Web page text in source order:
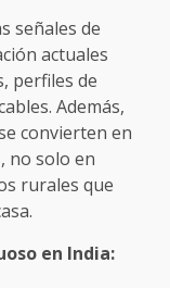
señales de
actuales
perfiles de
Además,
convierten en
no solo en
rurales que
en India: